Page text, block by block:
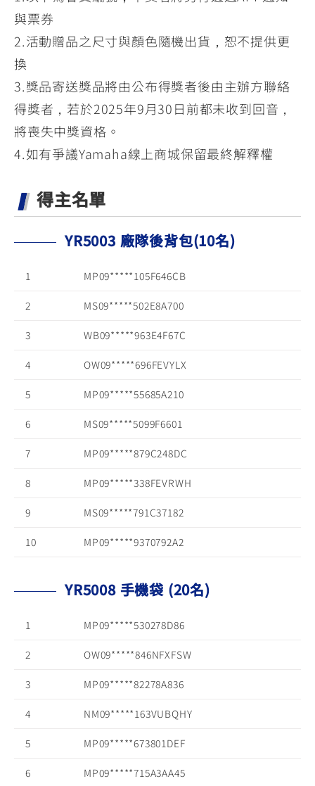
與票券
2.活動贈品之尺寸與顏色隨機出貨，恕不提供更
換
3.獎品寄送獎品將由公布得獎者後由主辦方聯絡
得獎者，若於2025年9月30日前都未收到回音，
將喪失中獎資格。
4.如有爭議Yamaha線上商城保留最終解釋權
得主名單
YR5003 廠隊後背包(10名)
1 MP09*****105F646CB
2 MS09*****502E8A700
3 WB09*****963E4F67C
4 OW09*****696FEVYLX
5 MP09*****55685A210
6 MS09*****5099F6601
7 MP09*****879C248DC
8 MP09*****338FEVRWH
9 MS09*****791C37182
10 MP09*****9370792A2
YR5008 手機袋 (20名)
1 MP09*****530278D86
2 OW09*****846NFXFSW
3 MP09*****82278A836
4 NM09*****163VUBQHY
5 MP09*****673801DEF
6 MP09*****715A3AA45